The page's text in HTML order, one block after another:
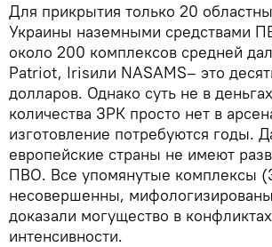
Для прикрытия только 20
Украины наземными средствами
около 200 комплексов средней
Patriot, Irisили NASAMS– это
долларов. Однако суть не в
количества ЗРК просто нет в
изготовление потребуются годы.
европейские страны не имеют
ПВО. Все упомянутые комплексы
несовершенны,
доказали могущество в
интенсивности.